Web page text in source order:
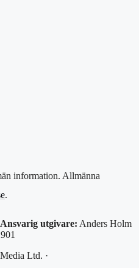
information. Allmänna
.
Ansvarig utgivare: Anders Holm
Ltd. ·